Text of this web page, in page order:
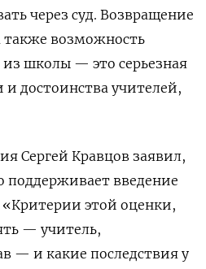
через суд. Возвращение
также возможность
из школы — это серьезная
достоинства учителей,
Сергей Кравцов заявил,
поддерживает введение
«Критерии этой оценки,
— учитель,
— и какие последствия у